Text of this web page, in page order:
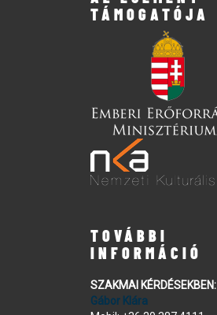
TÁMOGATÓJA
TOVÁBBI
INFORMÁCIÓ
SZAKMAI KÉRDÉSEKBEN:
Gábor Klára